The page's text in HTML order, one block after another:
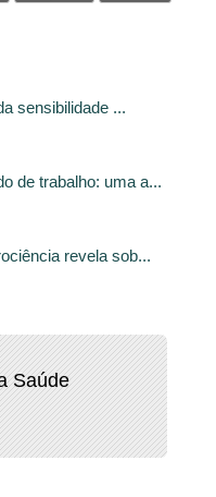
sensibilidade ...
de trabalho: uma a...
revela sob...
Saúde